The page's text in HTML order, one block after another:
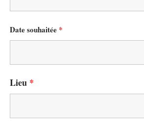
Date souhaitée *
Lieu *